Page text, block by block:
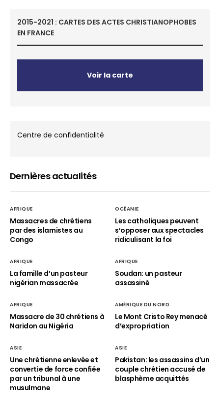
2015-2021 : CARTES DES ACTES CHRISTIANOPHOBES
EN FRANCE
Voir la carte
Centre de confidentialité
Dernières actualités
AFRIQUE
Massacres de chrétiens
par des islamistes au
Congo
OCÉANIE
Les catholiques peuvent
s’opposer aux spectacles
ridiculisant la foi
AFRIQUE
La famille d’un pasteur
nigérian massacrée
AFRIQUE
Soudan: un pasteur
assassiné
AFRIQUE
Massacre de 30 chrétiens à
Naridon au Nigéria
AMÉRIQUE DU NORD
Le Mont Cristo Rey menacé
d’expropriation
ASIE
Une chrétienne enlevée et
convertie de force confiée
par un tribunal à une
musulmane
ASIE
Pakistan: les assassins d’un
couple chrétien accusé de
blasphème acquittés